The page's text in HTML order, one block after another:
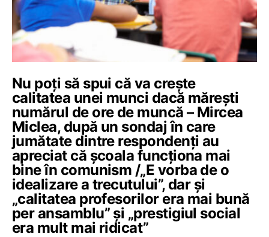
Nu poți să spui că va crește
calitatea unei munci dacă mărești
numărul de ore de muncă – Mircea
Miclea, după un sondaj în care
jumătate dintre respondenți au
apreciat că școala funcționa mai
bine în comunism /„E vorba de o
idealizare a trecutului”, dar și
„calitatea profesorilor era mai bună
per ansamblu” și „prestigiul social
era mult mai ridicat”